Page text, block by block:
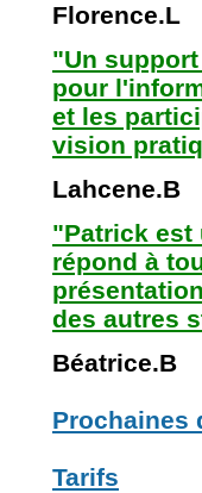
Florence.L
"Un
pour
et les
vision
Lahcene.B
"Patrick est
répond à
des autres
Béatrice.B
Prochaines
Tarifs